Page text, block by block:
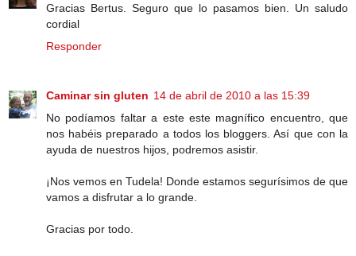
Gracias Bertus. Seguro que lo pasamos bien. Un saludo
cordial
Responder
Caminar sin gluten 14 de abril de 2010 a las 15:39
No podíamos faltar a este este magnífico encuentro, que
nos habéis preparado a todos los bloggers. Así que con la
ayuda de nuestros hijos, podremos asistir.
¡Nos vemos en Tudela! Donde estamos segurísimos de que
vamos a disfrutar a lo grande.
Gracias por todo.